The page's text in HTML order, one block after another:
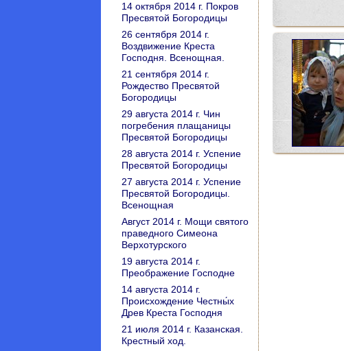
14 октября 2014 г. Покров
Пресвятой Богородицы
26 сентября 2014 г.
Воздвижение Креста
Господня. Всенощная.
21 сентября 2014 г.
Рождество Пресвятой
Богородицы
29 августа 2014 г. Чин
погребения плащаницы
Пресвятой Богородицы
28 августа 2014 г. Успение
Пресвятой Богородицы
27 августа 2014 г. Успение
Пресвятой Богородицы.
Всенощная
Август 2014 г. Мощи святого
праведного Симеона
Верхотурского
19 августа 2014 г.
Преображение Господне
14 августа 2014 г.
Происхождение Честны́х
Древ Креста Господня
21 июля 2014 г. Казанская.
Крестный ход.